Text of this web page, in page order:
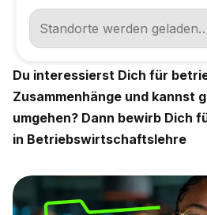
Du interessierst Dich für
Zusammenhänge und kannst
umgehen? Dann bewirb Dich
in Betriebswirtschaftslehre